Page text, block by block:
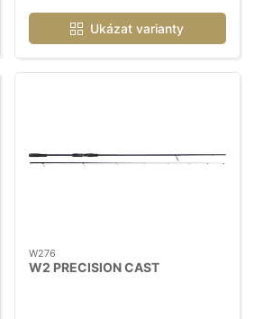
Ukázat varianty
W276
W2 PRECISION CAST